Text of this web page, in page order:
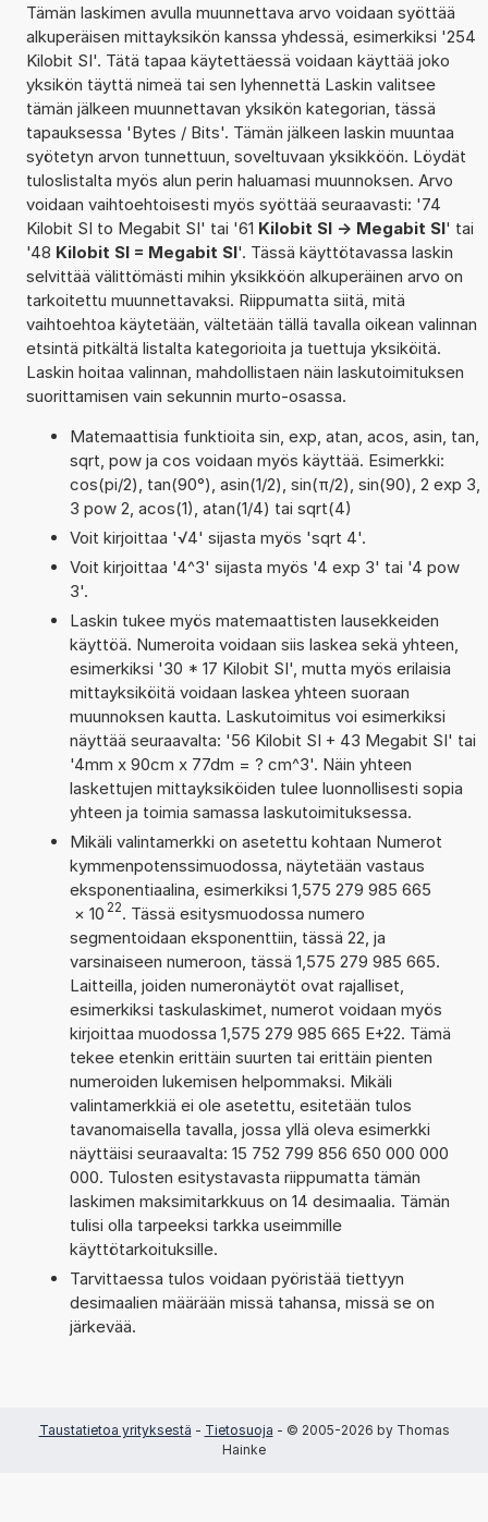
Tämän laskimen avulla muunnettava arvo voidaan syöttää
alkuperäisen mittayksikön kanssa yhdessä, esimerkiksi '254
Kilobit SI'. Tätä tapaa käytettäessä voidaan käyttää joko
yksikön täyttä nimeä tai sen lyhennettä Laskin valitsee
tämän jälkeen muunnettavan yksikön kategorian, tässä
tapauksessa 'Bytes / Bits'. Tämän jälkeen laskin muuntaa
syötetyn arvon tunnettuun, soveltuvaan yksikköön. Löydät
tuloslistalta myös alun perin haluamasi muunnoksen. Arvo
voidaan vaihtoehtoisesti myös syöttää seuraavasti: '74
Kilobit SI to Megabit SI' tai '61 Kilobit SI -> Megabit SI' tai
'48 Kilobit SI = Megabit SI'. Tässä käyttötavassa laskin
selvittää välittömästi mihin yksikköön alkuperäinen arvo on
tarkoitettu muunnettavaksi. Riippumatta siitä, mitä
vaihtoehtoa käytetään, vältetään tällä tavalla oikean valinnan
etsintä pitkältä listalta kategorioita ja tuettuja yksiköitä.
Laskin hoitaa valinnan, mahdollistaen näin laskutoimituksen
suorittamisen vain sekunnin murto-osassa.
Matemaattisia funktioita sin, exp, atan, acos, asin, tan,
sqrt, pow ja cos voidaan myös käyttää. Esimerkki:
cos(pi/2), tan(90°), asin(1/2), sin(π/2), sin(90), 2 exp 3,
3 pow 2, acos(1), atan(1/4) tai sqrt(4)
Voit kirjoittaa '√4' sijasta myös 'sqrt 4'.
Voit kirjoittaa '4^3' sijasta myös '4 exp 3' tai '4 pow
3'.
Laskin tukee myös matemaattisten lausekkeiden
käyttöä. Numeroita voidaan siis laskea sekä yhteen,
esimerkiksi '30 * 17 Kilobit SI', mutta myös erilaisia
mittayksiköitä voidaan laskea yhteen suoraan
muunnoksen kautta. Laskutoimitus voi esimerkiksi
näyttää seuraavalta: '56 Kilobit SI + 43 Megabit SI' tai
'4mm x 90cm x 77dm = ? cm^3'. Näin yhteen
laskettujen mittayksiköiden tulee luonnollisesti sopia
yhteen ja toimia samassa laskutoimituksessa.
Mikäli valintamerkki on asetettu kohtaan Numerot
kymmenpotenssimuodossa, näytetään vastaus
eksponentiaalina, esimerkiksi 1,575 279 985 665
× 10 22. Tässä esitysmuodossa numero
segmentoidaan eksponenttiin, tässä 22, ja
varsinaiseen numeroon, tässä 1,575 279 985 665.
Laitteilla, joiden numeronäytöt ovat rajalliset,
esimerkiksi taskulaskimet, numerot voidaan myös
kirjoittaa muodossa 1,575 279 985 665 E+22. Tämä
tekee etenkin erittäin suurten tai erittäin pienten
numeroiden lukemisen helpommaksi. Mikäli
valintamerkkiä ei ole asetettu, esitetään tulos
tavanomaisella tavalla, jossa yllä oleva esimerkki
näyttäisi seuraavalta: 15 752 799 856 650 000 000
000. Tulosten esitystavasta riippumatta tämän
laskimen maksimitarkkuus on 14 desimaalia. Tämän
tulisi olla tarpeeksi tarkka useimmille
käyttötarkoituksille.
Tarvittaessa tulos voidaan pyöristää tiettyyn
desimaalien määrään missä tahansa, missä se on
järkevää.
Taustatietoa yrityksestä - Tietosuoja - © 2005-2026 by Thomas
Hainke